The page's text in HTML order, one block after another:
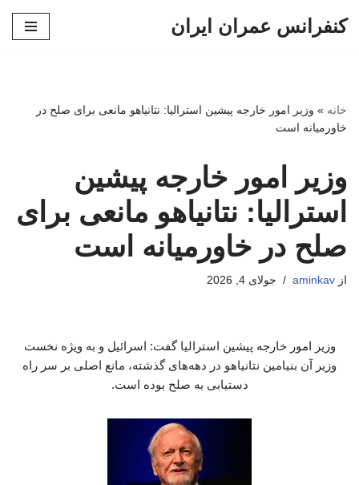
کنفرانس عمران ایران
خانه » وزیر امور خارجه پیشین استرالیا: نتانیاهو مانعی برای صلح در
خاورمیانه است
وزیر امور خارجه پیشین
استرالیا: نتانیاهو مانعی برای
صلح در خاورمیانه است
از aminkav جولای 4, 2026
وزیر امور خارجه پیشین استرالیا گفت: اسرائیل و به ویژه نخست
وزیر آن بنیامین نتانیاهو در دهه‌های گذشته، مانع اصلی بر سر راه
دستیابی به صلح بوده است.